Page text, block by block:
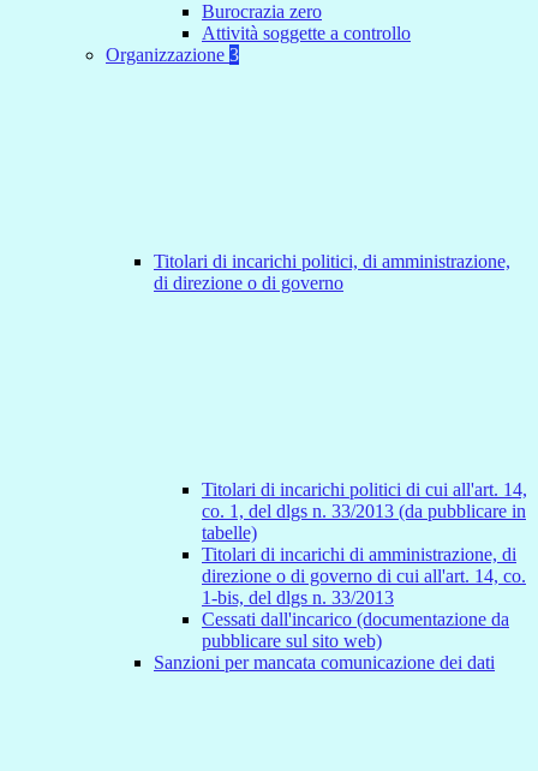
Burocrazia zero
Attività soggette a controllo
Organizzazione 3
Titolari di incarichi politici, di amministrazione,
di direzione o di governo
Titolari di incarichi politici di cui all'art. 14,
co. 1, del dlgs n. 33/2013 (da pubblicare in
tabelle)
Titolari di incarichi di amministrazione, di
direzione o di governo di cui all'art. 14, co.
1-bis, del dlgs n. 33/2013
Cessati dall'incarico (documentazione da
pubblicare sul sito web)
Sanzioni per mancata comunicazione dei dati